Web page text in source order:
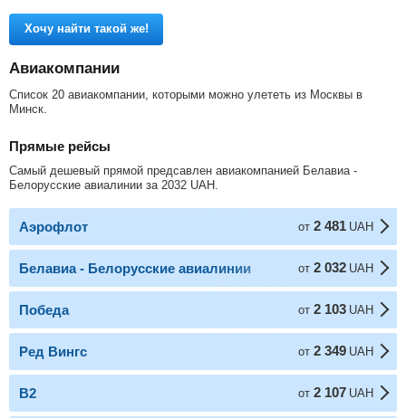
Хочу найти такой же!
Авиакомпании
Список 20 авиакомпании, которыми можно улететь из Москвы в
Минск.
Прямые рейсы
Самый дешевый прямой предсавлен авиакомпанией Белавиа -
Белорусские авиалинии за 2032 UAH
Аэрофлот от 2 481 UAH
Белавиа - Белорусские авиалинии от 2 032 UAH
Победа от 2 103 UAH
Ред Вингс от 2 349 UAH
В2 от 2 107 UAH